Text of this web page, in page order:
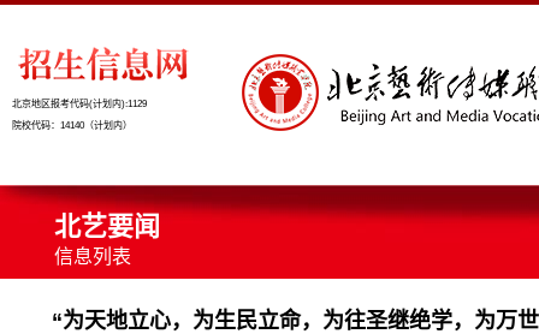
北京地区报考代码(计划内):1129
院校代码：14140（计划内）
北艺要闻
信息列表
“为天地立心，为生民立命，为往圣继绝学，为